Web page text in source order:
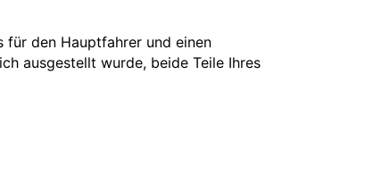
für den Hauptfahrer und einen
ausgestellt wurde, beide Teile Ihres